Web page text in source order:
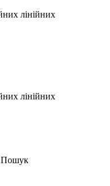
Пошук